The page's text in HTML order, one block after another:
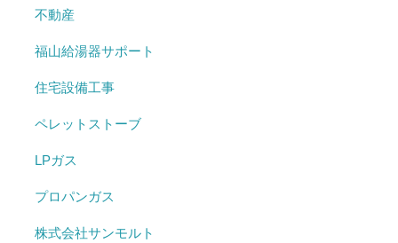
不動産
福山給湯器サポート
住宅設備工事
ペレットストーブ
LPガス
プロパンガス
株式会社サンモルト